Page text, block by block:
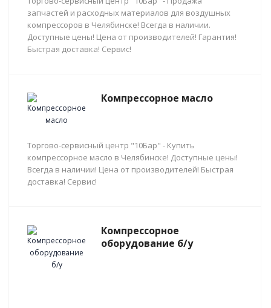
запчастей и расходных материалов для воздушных
компрессоров в Челябинске! Всегда в наличии.
Доступные цены! Цена от производителей! Гарантия!
Быстрая доставка! Сервис!
Компрессорное масло
Торгово-сервисный центр "10Бар" - Купить
компрессорное масло в Челябинске! Доступные цены!
Всегда в наличии! Цена от производителей! Быстрая
доставка! Сервис!
Компрессорное
оборудование б/у